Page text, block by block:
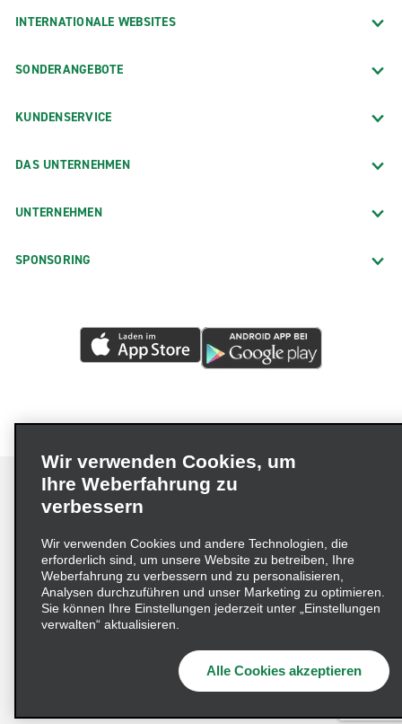
INTERNATIONALE WEBSITES
SONDERANGEBOTE
KUNDENSERVICE
DAS UNTERNEHMEN
UNTERNEHMEN
SPONSORING
Impressum Nutzungsbedingungen
Datenschutzrichtlinie
Cookie-Richtlinie
Datenschutzoptionen
Lieferkettensorgfaltspflichtengesetz (LkSG) Grundsatzerklärung
Beschwerdeverfahren nach dem
© 2026 Enterprise Holdings, Inc. Alle Rechte vorbehalten
Wir verwenden Cookies, um
Ihre Weberfahrung zu
verbessern
Wir verwenden Cookies und andere Technologien, die
erforderlich sind, um unsere Website zu betreiben, Ihre
Weberfahrung zu verbessern und zu personalisieren,
Analysen durchzuführen und unser Marketing zu optimieren.
Sie können Ihre Einstellungen jederzeit unter „Einstellungen
verwalten“ aktualisieren.
Alle Cookies akzeptieren